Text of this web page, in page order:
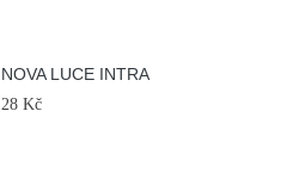
LUCE INTRA
Kč